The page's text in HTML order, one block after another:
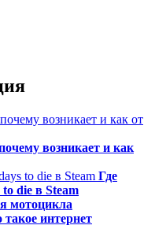
возникает и как
Где
die в Steam
мотоцикла
такое интернет